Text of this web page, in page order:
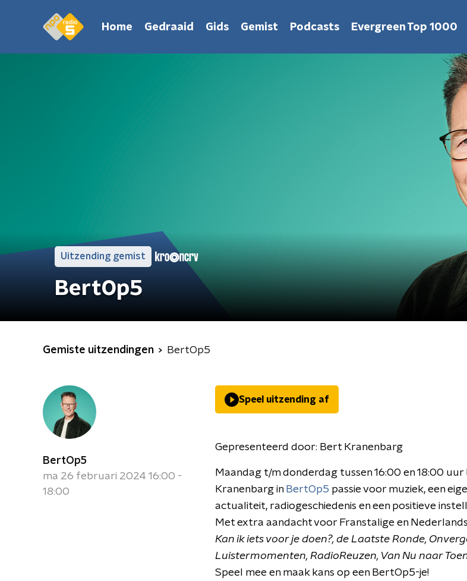
Home Gedraaid Gids Gemist Podcasts Evergreen Top 1000
Uitzending gemist
BertOp5
Gemiste uitzendingen BertOp5
BertOp5
ma 26 februari 2024 16:00 -
18:00
Speel uitzending af
Gepresenteerd door: Bert Kranenbarg
Maandag t/m donderdag tussen 16:00 en 18:00
Kranenbarg in BertOp5 passie voor muziek, een
actualiteit, radiogeschiedenis en een positieve
Met extra aandacht voor Franstalige en
Kan ik iets voor je doen?, de Laatste Ronde,
Luistermomenten, RadioReuzen, Van Nu naar
Speel mee en maak kans op een BertOp5-je!